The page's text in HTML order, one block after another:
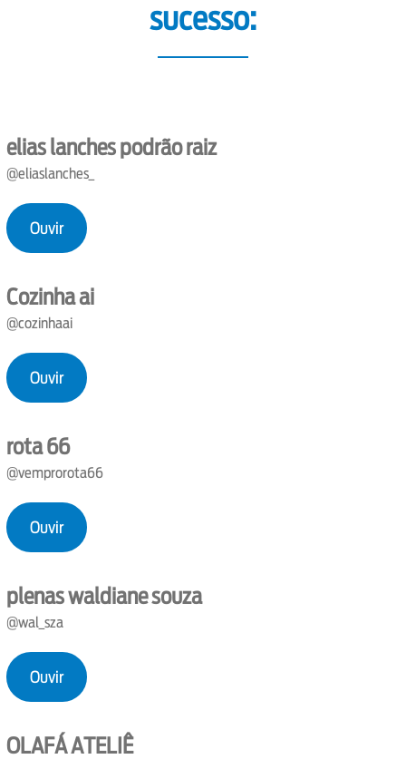
sucesso:
elias lanches podrão raiz
@eliaslanches_
Ouvir
Cozinha ai
@cozinhaai
Ouvir
rota 66
@vemprorota66
Ouvir
plenas waldiane souza
@wal_sza
Ouvir
OLAFÁ ATELIÊ